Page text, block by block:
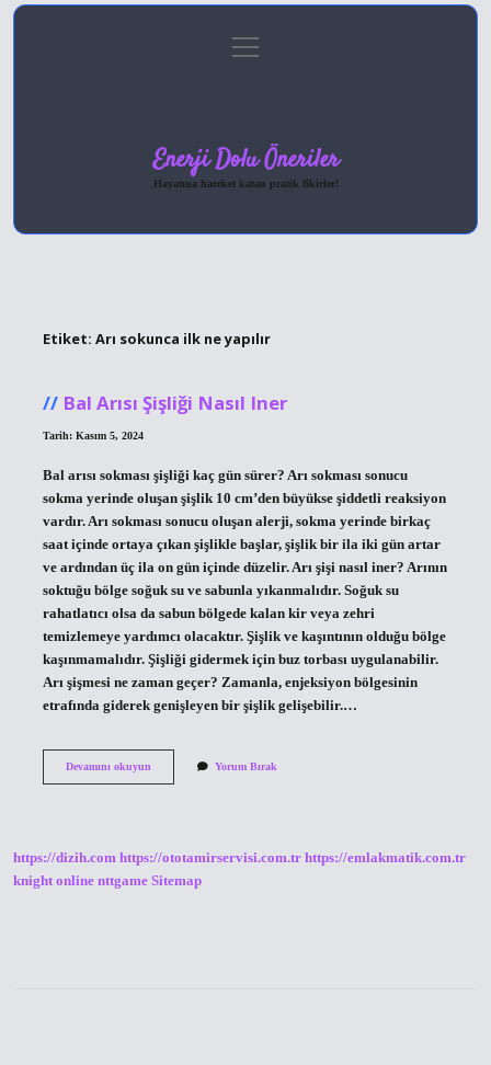
Gizlilik Politikası
menüyü
aç
Enerji Dolu Öneriler
Hayatına hareket katan pratik fikirler!
Etiket: Arı sokunca ilk ne yapılır
Bal Arısı Şişliği Nasıl Iner
Tarih: Kasım 5, 2024
Bal arısı sokması şişliği kaç gün sürer? Arı sokması sonucu
sokma yerinde oluşan şişlik 10 cm’den büyükse şiddetli reaksiyon
vardır. Arı sokması sonucu oluşan alerji, sokma yerinde birkaç
saat içinde ortaya çıkan şişlikle başlar, şişlik bir ila iki gün artar
ve ardından üç ila on gün içinde düzelir. Arı şişi nasıl iner? Arının
soktuğu bölge soğuk su ve sabunla yıkanmalıdır. Soğuk su
rahatlatıcı olsa da sabun bölgede kalan kir veya zehri
temizlemeye yardımcı olacaktır. Şişlik ve kaşıntının olduğu bölge
kaşınmamalıdır. Şişliği gidermek için buz torbası uygulanabilir.
Arı şişmesi ne zaman geçer? Zamanla, enjeksiyon bölgesinin
etrafında giderek genişleyen bir şişlik gelişebilir.…
Devamını okuyunBal
Yorum Bırak
https://dizih.com https://ototamirservisi.com.tr https://emlakmatik.com.tr
knight online nttgame Sitemap